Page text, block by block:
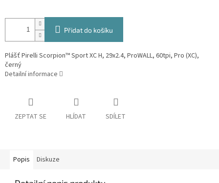
Přidat do košíku
Plášť Pirelli Scorpion™ Sport XC H, 29x2.4, ProWALL, 60tpi, Pro (XC),
černý
Detailní informace
ZEPTAT SE HLÍDAT SDÍLET
Popis Diskuze